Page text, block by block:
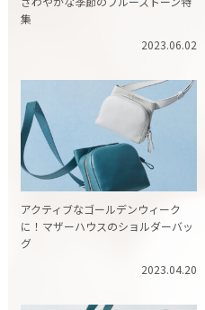
集
2023.06.02
アクティブなゴールデンウィーク
に！マザーハウスのショルダーバッ
グ
2023.04.20